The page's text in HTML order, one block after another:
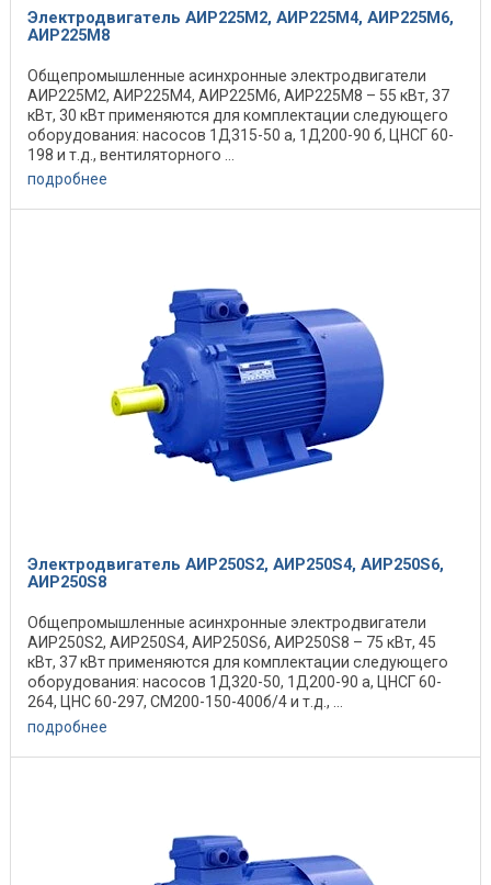
Электродвигатель АИР225М2, АИР225М4, АИР225М6,
АИР225М8
Общепромышленные асинхронные электродвигатели
АИР225М2, АИР225М4, АИР225М6, АИР225М8 – 55 кВт, 37
кВт, 30 кВт применяются для комплектации следующего
оборудования: насосов 1Д315-50 а, 1Д200-90 б, ЦНСГ 60-
198 и т.д., вентиляторного ...
подробнее
Электродвигатель АИР250S2, АИР250S4, АИР250S6,
АИР250S8
Общепромышленные асинхронные электродвигатели
АИР250S2, АИР250S4, АИР250S6, АИР250S8 – 75 кВт, 45
кВт, 37 кВт применяются для комплектации следующего
оборудования: насосов 1Д320-50, 1Д200-90 а, ЦНСГ 60-
264, ЦНС 60-297, СМ200-150-400б/4 и т.д., ...
подробнее